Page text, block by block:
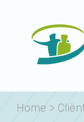
Home >